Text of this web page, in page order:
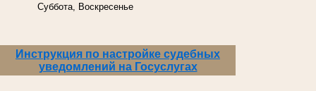
Суббота, Воскресенье
Инструкция по настройке судебных
уведомлений на Госуслугах